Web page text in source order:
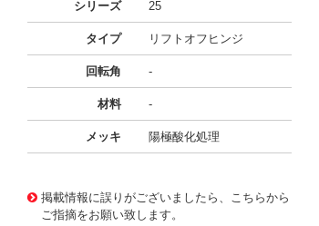
シリーズ 25
タイプ リフトオフヒンジ
回転角 -
材料 -
メッキ 陽極酸化処理
掲載情報に誤りがございましたら、こちらから
ご指摘をお願い致します。